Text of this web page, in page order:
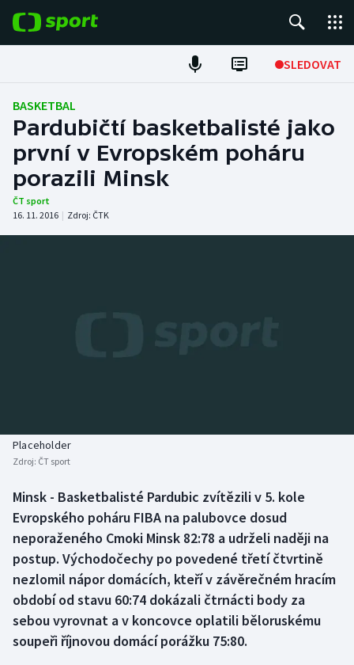
SLEDOVAT
Fotbal
Hokej
Tenis
Atletika
Biatlon
Box
Curling
Dostihy
Florbal
Aplikace ČT sport
BASKETBAL
Pardubičtí basketbalisté jako
první v Evropském poháru
porazili Minsk
ČT sport
16. 11. 2016 | Zdroj: ČTK
Placeholder
Zdroj: ČT sport
Minsk - Basketbalisté Pardubic zvítězili v 5. kole
Evropského poháru FIBA na palubovce dosud
neporaženého Cmoki Minsk 82:78 a udrželi naději na
postup. Východočechy po povedené třetí čtvrtině
nezlomil nápor domácích, kteří v závěrečném hracím
období od stavu 60:74 dokázali čtrnácti body za
sebou vyrovnat a v koncovce oplatili běloruskému
soupeři říjnovou domácí porážku 75:80.